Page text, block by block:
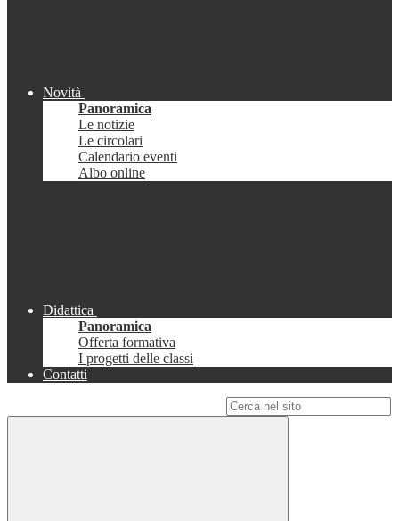
Novità
Panoramica
Le notizie
Le circolari
Calendario eventi
Albo online
Didattica
Panoramica
Offerta formativa
I progetti delle classi
Contatti